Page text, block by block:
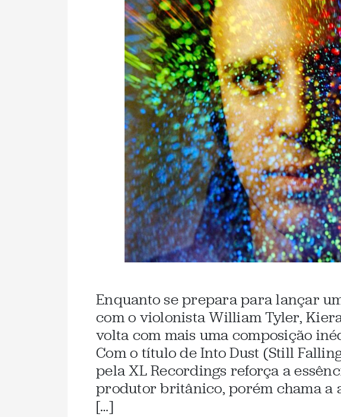
Enquanto se prepara para lançar
com o violonista William Tyler,
volta com mais uma composição
Com o título de Into Dust (Still
pela XL Recordings reforça a
produtor britânico, porém chama a
[…]